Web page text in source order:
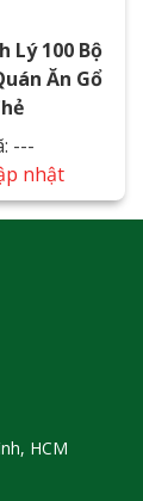
Lý 100 Bộ
Ăn Gổ
---
nhật
HCM